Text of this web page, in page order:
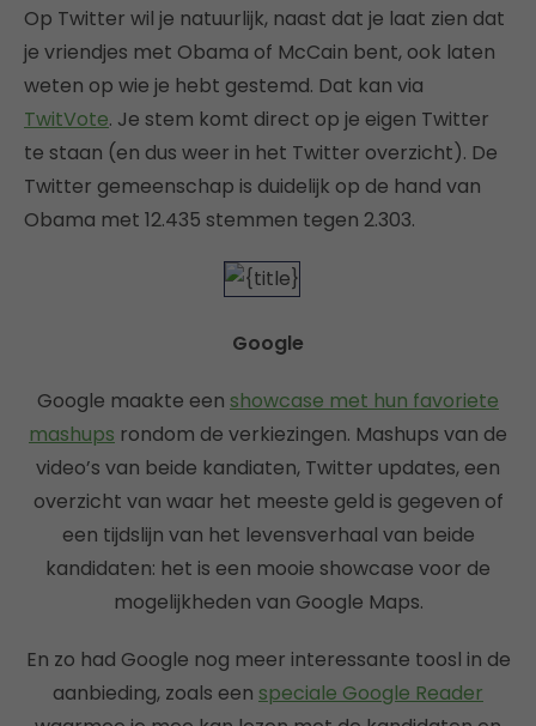
Op Twitter wil je natuurlijk, naast dat je laat zien dat
je vriendjes met Obama of McCain bent, ook laten
weten op wie je hebt gestemd. Dat kan via
TwitVote. Je stem komt direct op je eigen Twitter
te staan (en dus weer in het Twitter overzicht). De
Twitter gemeenschap is duidelijk op de hand van
Obama met 12.435 stemmen tegen 2.303.
Google
Google maakte een showcase met hun favoriete
mashups rondom de verkiezingen. Mashups van de
video’s van beide kandiaten, Twitter updates, een
overzicht van waar het meeste geld is gegeven of
een tijdslijn van het levensverhaal van beide
kandidaten: het is een mooie showcase voor de
mogelijkheden van Google Maps.
En zo had Google nog meer interessante toosl in de
aanbieding, zoals een speciale Google Reader